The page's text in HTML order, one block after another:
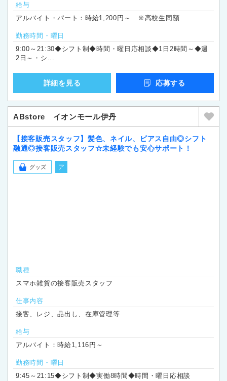
給与
アルバイト・パート：時給1,200円～ ※高校生同額
勤務時間・曜日
9:00～21:30◆シフト制◆時間・曜日応相談◆1日2時間～◆週
2日～・シ...
詳細を見る 応募する
ABstore イオンモール伊丹
【接客販売スタッフ】髪色、ネイル、ピアス自由◎シフト
融通◎接客販売スタッフ☆未経験でも安心サポート！
グッズ ア
職種
スマホ雑貨の接客販売スタッフ
仕事内容
接客、レジ、品出し、在庫管理等
給与
アルバイト：時給1,116円～
勤務時間・曜日
9:45～21:15◆シフト制◆実働8時間◆時間・曜日応相談